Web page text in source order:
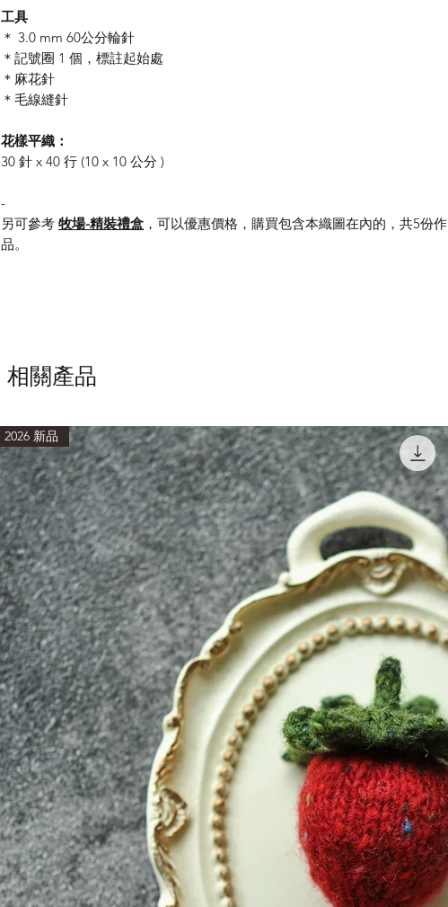
工具
＊ 3.0 mm 60公分輪針
＊記號圈 1 個，標註起始處
＊麻花針
＊毛線縫針
花樣平織：
30 針 x 40 行 (10 x 10 公分 )
-
另可參考 牧場-精裝禮盒 ，可以優惠價格，購買包含本織圖在內的，共5份作
品。
相關產品
2026 新品